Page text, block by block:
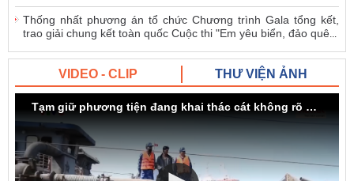
Thống nhất phương án tổ chức Chương trình Gala tổng kết,
trao giải chung kết toàn quốc Cuộc thi "Em yêu biển, đảo quê...
VIDEO - CLIP THƯ VIỆN ẢNH
Tạm giữ phương tiện đang khai thác cát không rõ nguồn gốc